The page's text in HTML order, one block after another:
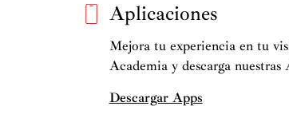
Aplicaciones
Mejora tu experiencia en tu
Academia y descarga nuestras
Descargar Apps